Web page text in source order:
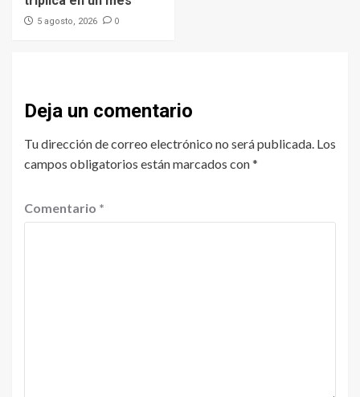
5 agosto, 2026 0
Deja un comentario
Tu dirección de correo electrónico no será publicada. Los
campos obligatorios están marcados con*
Comentario *